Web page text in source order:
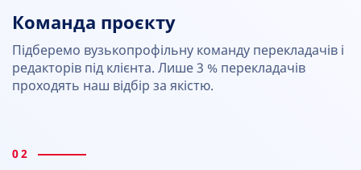
Команда проєкту
Підберемо вузькопрофільну команду перекладачів і
редакторів під клієнта. Лише 3 % перекладачів
проходять наш відбір за якістю.
02